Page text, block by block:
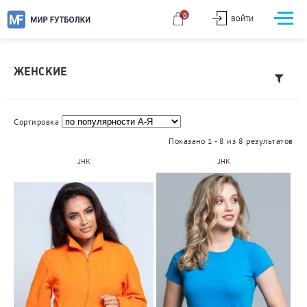
ВОЙТИ
0
ЖЕНСКИЕ
Сортировка
Показано 1 - 8 из 8 результатов
JHK JHK